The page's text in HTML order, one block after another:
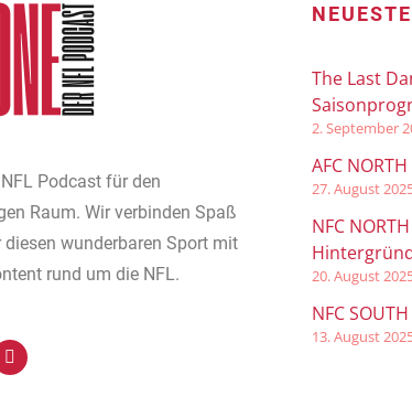
Podcast für den
Raum. Wir verbinden Spaß
wunderbaren Sport mit
rund um die NFL.
The Last
2. September
AFC
27. August
NFC
20. August
NFC
13. August